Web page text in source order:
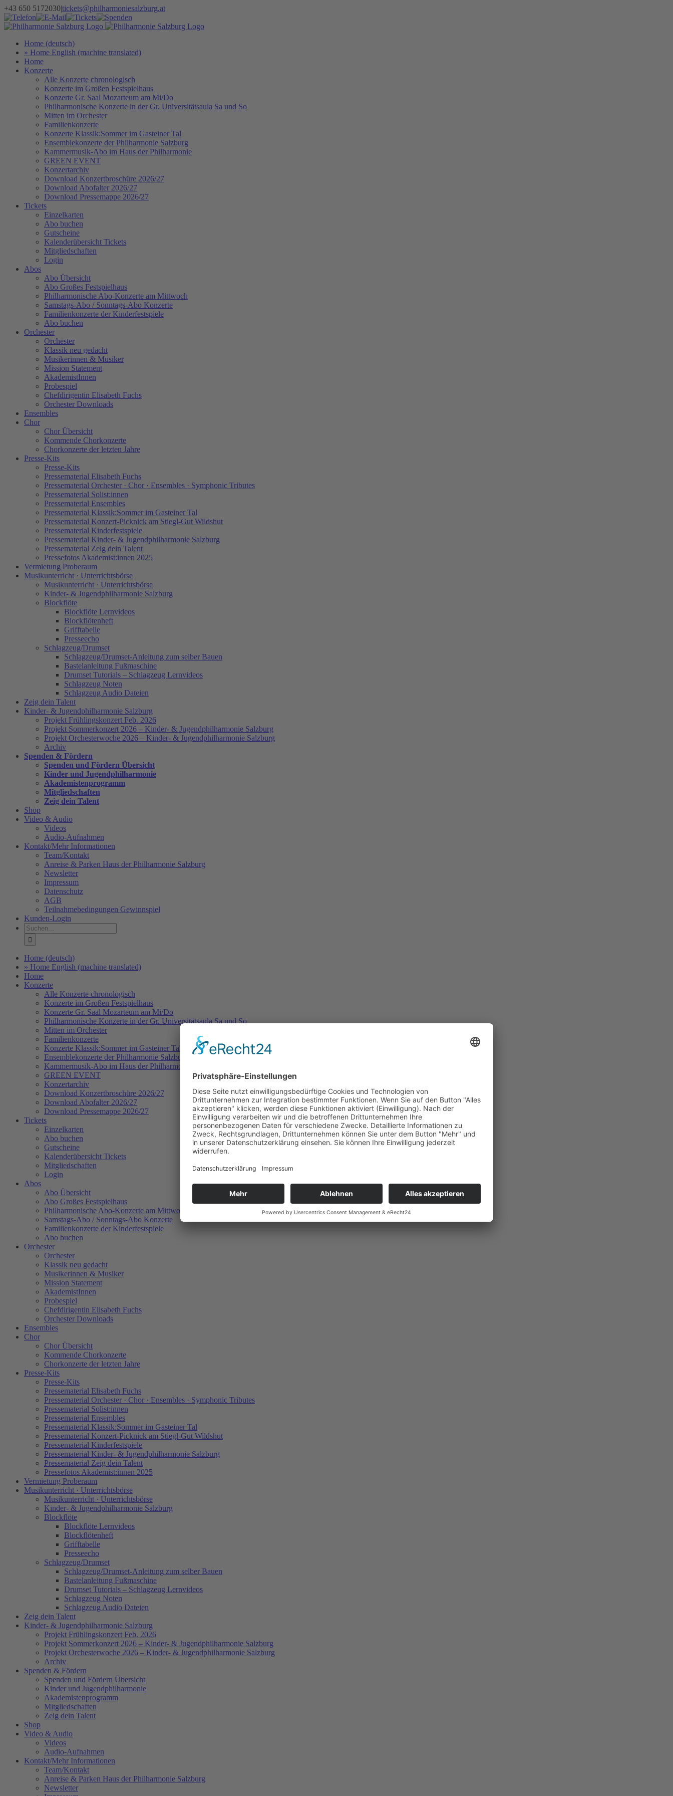
Zum
Inhalt
springen
+43 650 5172030|tickets@philharmoniesalzburg.at
Facebook
YouTube
Instagram
Telefon
E-
Mail
Tickets Spenden
Home (deutsch)
» Home English (machine translated)
Home
Konzerte
Alle Konzerte chronologisch
Konzerte im Großen Festspielhaus
Konzerte Gr. Saal Mozarteum am Mi/Do
Philharmonische Konzerte in der Gr. Universitätsaula Sa und So
Mitten im Orchester
Familienkonzerte
Konzerte Klassik:Sommer im Gasteiner Tal
Ensemblekonzerte der Philharmonie Salzburg
Kammermusik-Abo im Haus der Philharmonie
GREEN EVENT
Konzertarchiv
Download Konzertbroschüre 2026/27
Download Abofalter 2026/27
Download Pressemappe 2026/27
Tickets
Einzelkarten
Abo buchen
Gutscheine
Kalenderübersicht Tickets
Mitgliedschaften
Login
Abos
Abo Übersicht
Abo Großes Festspielhaus
Philharmonische Abo-Konzerte am Mittwoch
Samstags-Abo / Sonntags-Abo Konzerte
Familienkonzerte der Kinderfestspiele
Abo buchen
Orchester
Orchester
Klassik neu gedacht
Musikerinnen & Musiker
Mission Statement
AkademistInnen
Probespiel
Chefdirigentin Elisabeth Fuchs
Orchester Downloads
Ensembles
Chor
Chor Übersicht
Kommende Chorkonzerte
Chorkonzerte der letzten Jahre
Presse-Kits
Presse-Kits
Pressematerial Elisabeth Fuchs
Pressematerial Orchester · Chor · Ensembles · Symphonic Tributes
Pressematerial Solist:innen
Pressematerial Ensembles
Pressematerial Klassik:Sommer im Gasteiner Tal
Pressematerial Konzert-Picknick am Stiegl-Gut Wildshut
Pressematerial Kinderfestspiele
Pressematerial Kinder- & Jugendphilharmonie Salzburg
Pressematerial Zeig dein Talent
Pressefotos Akademist:innen 2025
Vermietung Proberaum
Musikunterricht · Unterrichtsbörse
Musikunterricht · Unterrichtsbörse
Kinder- & Jugendphilharmonie Salzburg
Blockflöte
Blockflöte Lernvideos
Blockflötenheft
Grifftabelle
Presseecho
Schlagzeug/Drumset
Schlagzeug/Drumset-Anleitung zum selber Bauen
Bastelanleitung Fußmaschine
Drumset Tutorials – Schlagzeug Lernvideos
Schlagzeug Noten
Schlagzeug Audio Dateien
Zeig dein Talent
Kinder- & Jugendphilharmonie Salzburg
Projekt Frühlingskonzert Feb. 2026
Projekt Sommerkonzert 2026 – Kinder- & Jugendphilharmonie Salzburg
Projekt Orchesterwoche 2026 – Kinder- & Jugendphilharmonie Salzburg
Archiv
Spenden & Fördern
Spenden und Fördern Übersicht
Kinder und Jugendphilharmonie
Akademistenprogramm
Mitgliedschaften
Zeig dein Talent
Shop
Video & Audio
Videos
Audio-Aufnahmen
Kontakt/Mehr Informationen
Team/Kontakt
Anreise & Parken Haus der Philharmonie Salzburg
Newsletter
Impressum
Datenschutz
AGB
Teilnahmebedingungen Gewinnspiel
Kunden-Login
Suche
nach:
Home (deutsch)
» Home English (machine translated)
Home
Konzerte
Alle Konzerte chronologisch
Konzerte im Großen Festspielhaus
Konzerte Gr. Saal Mozarteum am Mi/Do
Philharmonische Konzerte in der Gr. Universitätsaula Sa und So
Mitten im Orchester
Familienkonzerte
Konzerte Klassik:Sommer im Gasteiner Tal
Ensemblekonzerte der Philharmonie Salzburg
Kammermusik-Abo im Haus der Philharmonie
GREEN EVENT
Konzertarchiv
Download Konzertbroschüre 2026/27
Download Abofalter 2026/27
Download Pressemappe 2026/27
Tickets
Einzelkarten
Abo buchen
Gutscheine
Kalenderübersicht Tickets
Mitgliedschaften
Login
Abos
Abo Übersicht
Abo Großes Festspielhaus
Philharmonische Abo-Konzerte am Mittwoch
Samstags-Abo / Sonntags-Abo Konzerte
Familienkonzerte der Kinderfestspiele
Abo buchen
Orchester
Orchester
Klassik neu gedacht
Musikerinnen & Musiker
Mission Statement
AkademistInnen
Probespiel
Chefdirigentin Elisabeth Fuchs
Orchester Downloads
Ensembles
Chor
Chor Übersicht
Kommende Chorkonzerte
Chorkonzerte der letzten Jahre
Presse-Kits
Presse-Kits
Pressematerial Elisabeth Fuchs
Pressematerial Orchester · Chor · Ensembles · Symphonic Tributes
Pressematerial Solist:innen
Pressematerial Ensembles
Pressematerial Klassik:Sommer im Gasteiner Tal
Pressematerial Konzert-Picknick am Stiegl-Gut Wildshut
Pressematerial Kinderfestspiele
Pressematerial Kinder- & Jugendphilharmonie Salzburg
Pressematerial Zeig dein Talent
Pressefotos Akademist:innen 2025
Vermietung Proberaum
Musikunterricht · Unterrichtsbörse
Musikunterricht · Unterrichtsbörse
Kinder- & Jugendphilharmonie Salzburg
Blockflöte
Blockflöte Lernvideos
Blockflötenheft
Grifftabelle
Presseecho
Schlagzeug/Drumset
Schlagzeug/Drumset-Anleitung zum selber Bauen
Bastelanleitung Fußmaschine
Drumset Tutorials – Schlagzeug Lernvideos
Schlagzeug Noten
Schlagzeug Audio Dateien
Zeig dein Talent
Kinder- & Jugendphilharmonie Salzburg
Projekt Frühlingskonzert Feb. 2026
Projekt Sommerkonzert 2026 – Kinder- & Jugendphilharmonie Salzburg
Projekt Orchesterwoche 2026 – Kinder- & Jugendphilharmonie Salzburg
Archiv
Spenden & Fördern
Spenden und Fördern Übersicht
Kinder und Jugendphilharmonie
Akademistenprogramm
Mitgliedschaften
Zeig dein Talent
Shop
Video & Audio
Videos
Audio-Aufnahmen
Kontakt/Mehr Informationen
Team/Kontakt
Anreise & Parken Haus der Philharmonie Salzburg
Newsletter